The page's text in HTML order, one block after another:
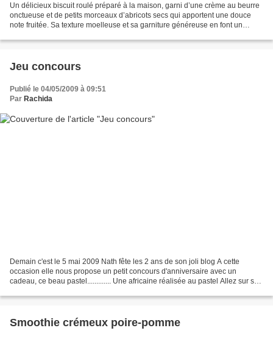
Un délicieux biscuit roulé préparé à la maison, garni d’une crème au beurre
onctueuse et de petits morceaux d’abricots secs qui apportent une douce
note fruitée. Sa texture moelleuse et sa garniture généreuse en font un
Jeu concours
Publié le 04/05/2009 à 09:51
Par Rachida
Demain c'est le 5 mai 2009 Nath fête les 2 ans de son joli blog A cette
occasion elle nous propose un petit concours d'anniversaire avec un
cadeau, ce beau pastel............. Une africaine réalisée au pastel Allez sur son
Smoothie crémeux poire-pomme